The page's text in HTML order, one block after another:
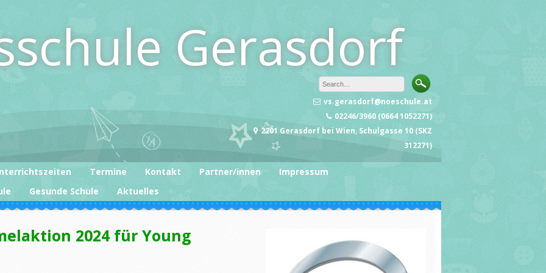
Gerasdorf
vs.gerasdorf@noeschule.at
02246/3960 (0664 1052271)
2201 Gerasdorf bei Wien, Schulgasse 10 (SKZ
312271)
Termine Kontakt Partner/innen
Impressum
Gesunde Schule Aktuelles
2024 für Young